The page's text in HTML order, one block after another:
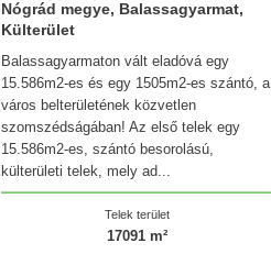
Nógrád megye, Balassagyarmat,
Külterület
Balassagyarmaton vált eladóvá egy
15.586m2-es és egy 1505m2-es szántó, a
város belterületének közvetlen
szomszédságában! Az első telek egy
15.586m2-es, szántó besorolású,
külterületi telek, mely ad...
Telek terület
17091 m²